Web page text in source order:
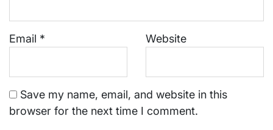
Email * Website
Save my name, email, and website in this
browser for the next time I comment.